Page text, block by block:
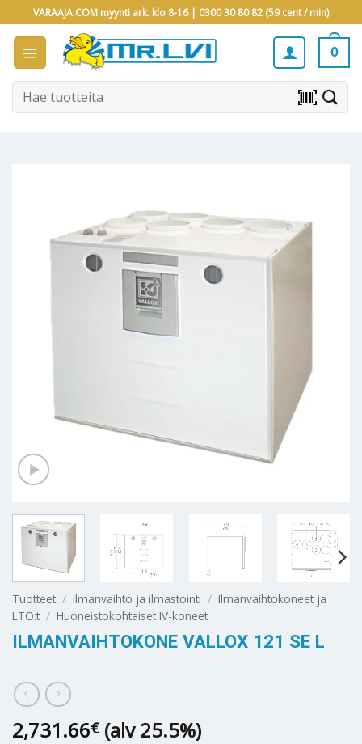
to
content
VARAAJA.COM myynti ark. klo 8-16 | 0300 30 80 82 (59 cent / min)
0
Etsi: barcode_scanner
Tuotteet / Ilmanvaihto ja ilmastointi / Ilmanvaihtokoneet ja
LTO:t / Huoneistokohtaiset IV-koneet
ILMANVAIHTOKONE VALLOX 121 SE L
2,731.66€ (alv 25.5%)